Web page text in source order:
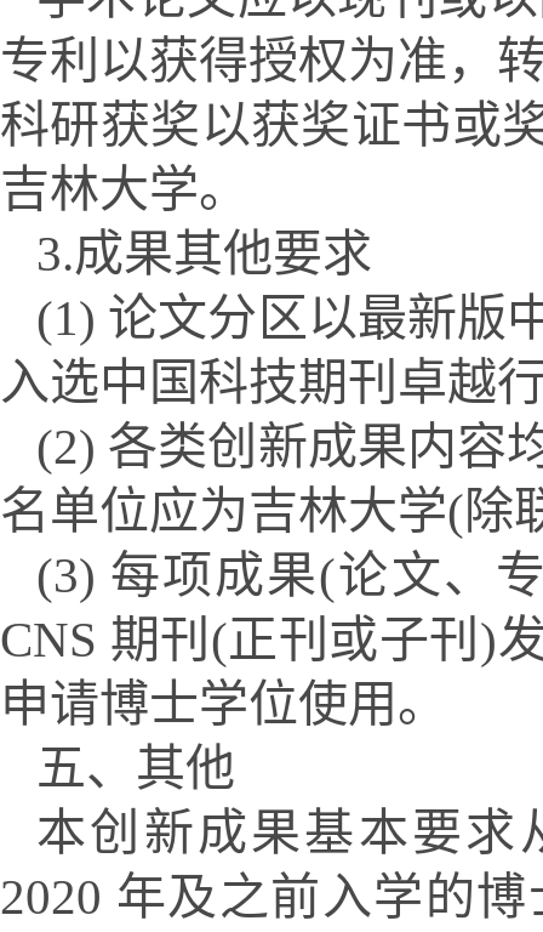
专利以获得授权为准，
科研获奖以获奖证书或
吉林大学。
3.成果其他要求
(1) 论文分区以最新版
入选中国科技期刊卓越
(2) 各类创新成果内容
名单位应为吉林大学(除
(3) 每项成果(论文、
CNS 期刊(正刊或子刊)
申请博士学位使用。
五、其他
本创新成果基本要求
2020 年及之前入学的